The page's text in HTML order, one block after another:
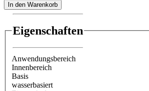
In den Warenkorb
Eigenschaften
Anwendungsbereich
Innenbereich
Basis
wasserbasiert